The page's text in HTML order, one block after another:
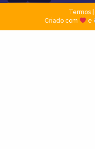
Termos|
Criado com
e